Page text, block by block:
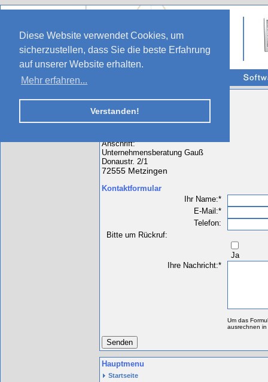
Diese Website verwendet Cookies, um
sicherzustellen, dass Sie die beste Erfahrung
auf unserer Website erhalten.
Mehr erfahren...
Verstanden!
So erreichen Sie uns:
Telefon: 0172 / 8469350
Anschrift:
Unternehmensberatung Gauß
Donaustr. 2/1
72555 Metzingen
Kontaktformular
Pflichtfeld
Ihr Name:*
Pflichtfeld
E-Mail:*
Telefon:
Bitte um Rückruf:
Ja
Pflichtfeld
Ihre Nachricht:*
Um das
ausrechnen
Senden
Hauptmenu
Navigation überspringen
Startseite